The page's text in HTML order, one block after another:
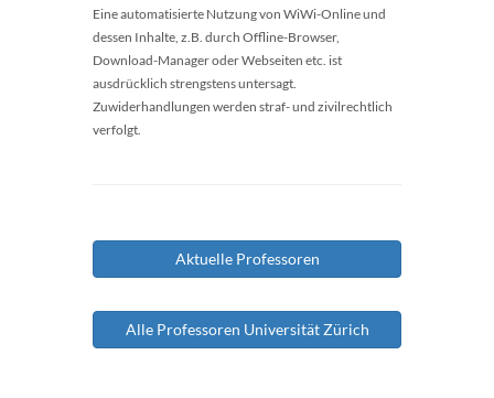
Eine automatisierte Nutzung von WiWi-Online und
dessen Inhalte, z.B. durch Offline-Browser,
Download-Manager oder Webseiten etc. ist
ausdrücklich strengstens untersagt.
Zuwiderhandlungen werden straf- und zivilrechtlich
verfolgt.
Aktuelle Professoren
Alle Professoren Universität Zürich